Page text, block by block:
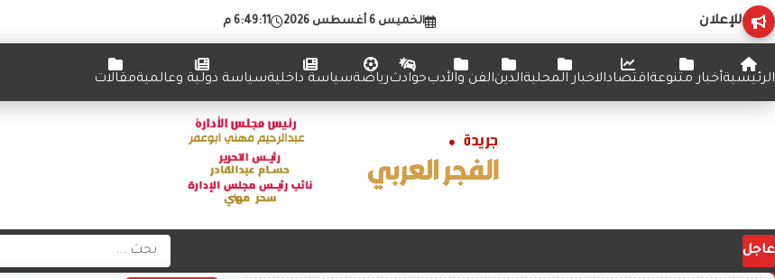
للإعلان الخميس 6 أغسطس 2026 6:49:12 م
الرئيسيةأخبار متنوعةاقتصادالاخبار المحليةالدينالفن والأدبحوادثرياضةسياسة داخليةسياسة دولية وعالميةمقالات
عاجل